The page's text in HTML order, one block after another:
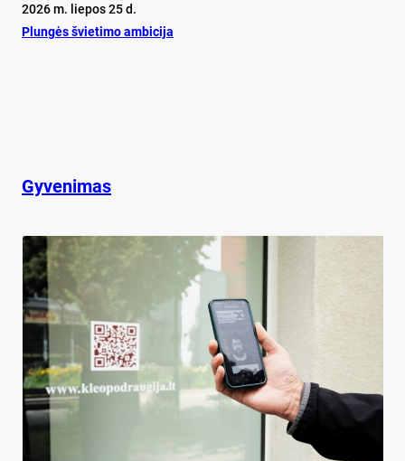
2026 m. liepos 25 d.
Plun­gės švie­ti­mo am­bi­ci­ja
Gyvenimas